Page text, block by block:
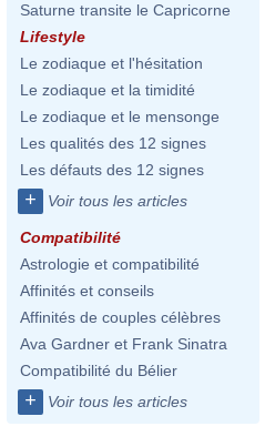
Saturne transite le Capricorne
Lifestyle
Le zodiaque et l'hésitation
Le zodiaque et la timidité
Le zodiaque et le mensonge
Les qualités des 12 signes
Les défauts des 12 signes
+ Voir tous les articles
Compatibilité
Astrologie et compatibilité
Affinités et conseils
Affinités de couples célèbres
Ava Gardner et Frank Sinatra
Compatibilité du Bélier
+ Voir tous les articles